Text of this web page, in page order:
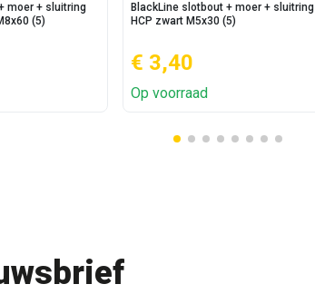
moer + sluitring
(5)
BlackLine slotbout + moer + sluitring
HCP zwart M5x30 (5)
€ 3,40
Op voorraad